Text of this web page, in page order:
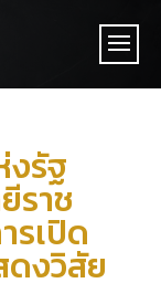
งรัฐ
ราช
รเปิด
งวิสัย